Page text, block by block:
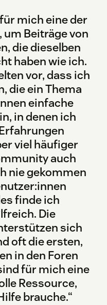
mich eine der
Beiträge von
die dieselben
haben wie ich.
vor, dass ich
die ein Thema
einfache
in denen ich
viel häufiger
auch
nie gekommen
finde ich
Die
sich
oft die ersten,
in den Foren
für mich eine
Ressource,
brauche.“